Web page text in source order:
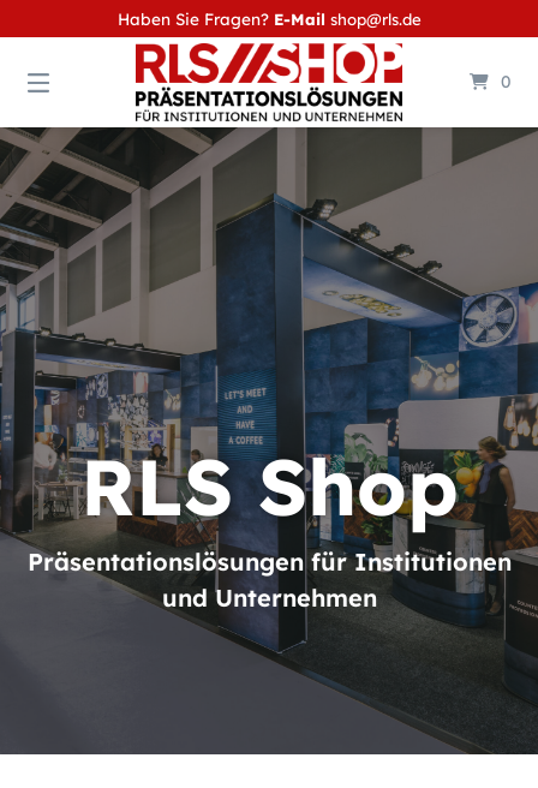
zum
Haben Sie Fragen? E-Mail shop@rls.de
0
RLS Shop
Präsentationslösungen für Institutionen
und Unternehmen